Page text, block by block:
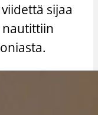
sijaa
nautittiin